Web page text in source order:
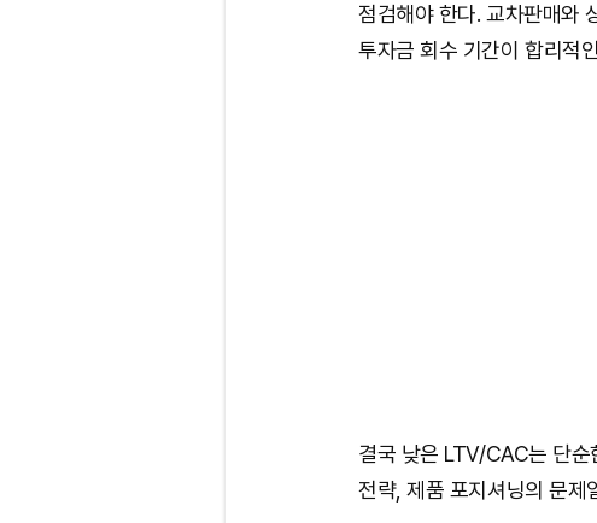
점검해야 한다. 교차판매와
투자금 회수 기간이 합리적
결국 낮은 LTV/CAC는 단순
전략, 제품 포지셔닝의 문제